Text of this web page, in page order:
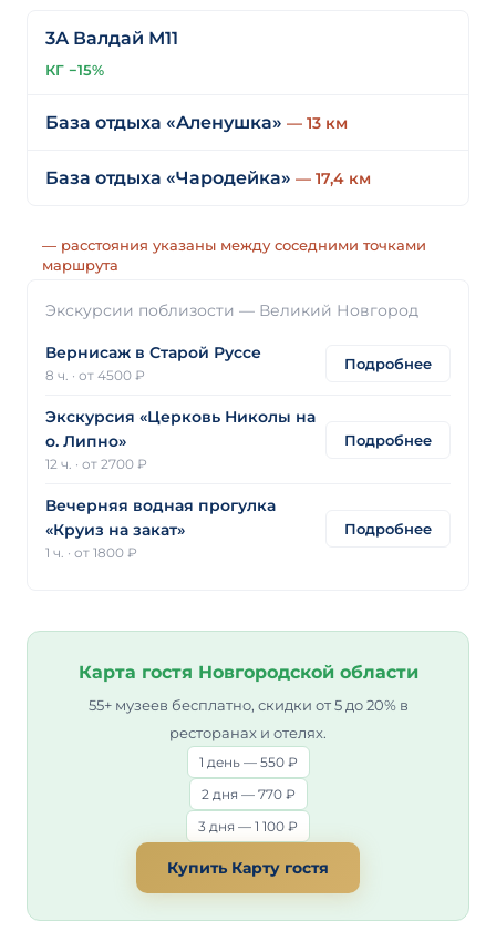
3А Валдай М11
КГ −15%
База отдыха «Аленушка» — 13 км
База отдыха «Чародейка» — 17,4 км
— расстояния указаны между соседними точками
маршрута
Экскурсии поблизости — Великий Новгород
Вернисаж в Старой Руссе
8 ч. · от 4500 ₽
Подробнее
Экскурсия «Церковь Николы на
о. Липно»
12 ч. · от 2700 ₽
Подробнее
Вечерняя водная прогулка
«Круиз на закат»
1 ч. · от 1800 ₽
Подробнее
Карта гостя Новгородской области
55+ музеев бесплатно, скидки от 5 до 20% в
ресторанах и отелях.
1 день — 550 ₽
2 дня — 770 ₽
3 дня — 1 100 ₽
Купить Карту гостя